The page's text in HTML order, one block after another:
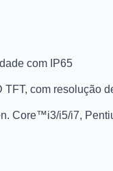
com IP65
TFT, com resolução
Core™i3/i5/i7,